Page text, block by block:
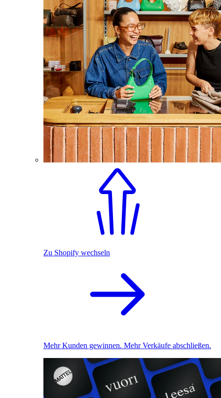
Zu Shopify wechseln
Mehr Kunden gewinnen. Mehr Verkäufe abschließen.